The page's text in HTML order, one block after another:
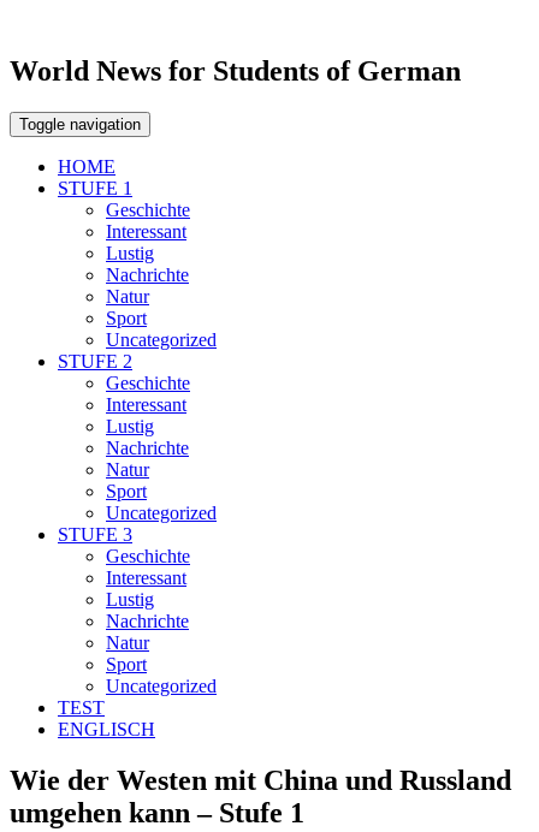
World News for Students of German
Toggle navigation
HOME
STUFE 1
Geschichte
Interessant
Lustig
Nachrichte
Natur
Sport
Uncategorized
STUFE 2
Geschichte
Interessant
Lustig
Nachrichte
Natur
Sport
Uncategorized
STUFE 3
Geschichte
Interessant
Lustig
Nachrichte
Natur
Sport
Uncategorized
TEST
ENGLISCH
Wie der Westen mit China und Russland
umgehen kann – Stufe 1